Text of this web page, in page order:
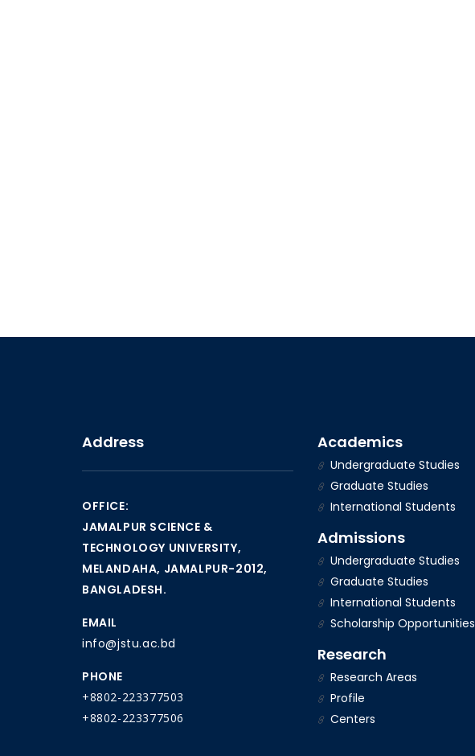
Address
OFFICE:
JAMALPUR SCIENCE &
TECHNOLOGY UNIVERSITY,
MELANDAHA, JAMALPUR-2012,
BANGLADESH.
EMAIL
info@jstu.ac.bd
PHONE
+8802-223377503
+8802-223377506
Academics
Undergraduate Studies
Graduate Studies
International Students
Admissions
Undergraduate Studies
Graduate Studies
International Students
Scholarship Opportunities
Research
Research Areas
Profile
Centers